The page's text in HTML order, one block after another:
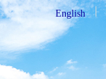
English